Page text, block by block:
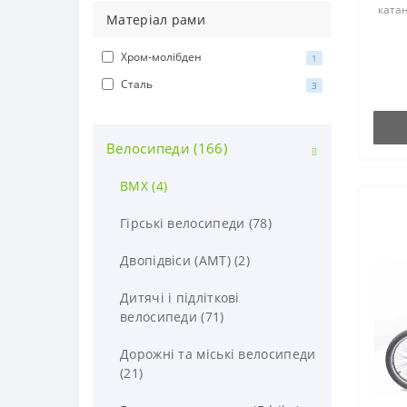
Матеріал рами
Хром-молібден 1
Сталь 3
Велосипеди (166)
BMX (4)
Гірські велосипеди (78)
Двопідвіси (AMT) (2)
Дитячі і підліткові
велосипеди (71)
Дорожні та міські велосипеди
(21)
в